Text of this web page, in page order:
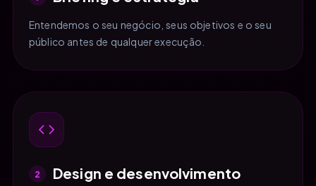
Entendemos o seu negócio, seus objetivos e o seu
público antes de qualquer execução.
2 Design e desenvolvimento